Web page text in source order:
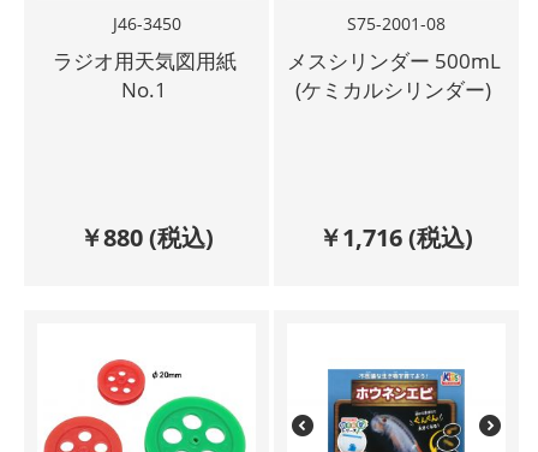
J46-3450
ラジオ用天気図用紙
No.1
￥880(税込)
S75-2001-08
メスシリンダー 500mL
(ケミカルシリンダー)
￥1,716(税込)